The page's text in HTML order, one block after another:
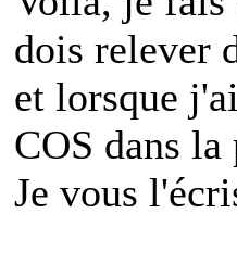
dois relever
et lorsque
COS dans la
Je vous